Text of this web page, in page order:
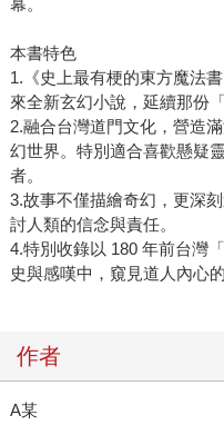
幕。
本書特色
1.《史上最有梗的東方魔法
來全新玄幻小說，延續那份
2.融合台灣道門文化，營造
幻世界。特別適合喜歡懸疑
者。
3.故事不僅描繪奇幻，更深
討人類的信念與責任。
4.特別收錄以 180 年前台灣
史與感嘆中，窺見道人內心
作者
A某